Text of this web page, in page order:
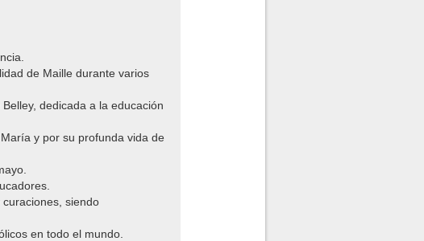
de Maille durante varios
dedicada a la educación
y por su profunda vida de
siendo
en todo el mundo.